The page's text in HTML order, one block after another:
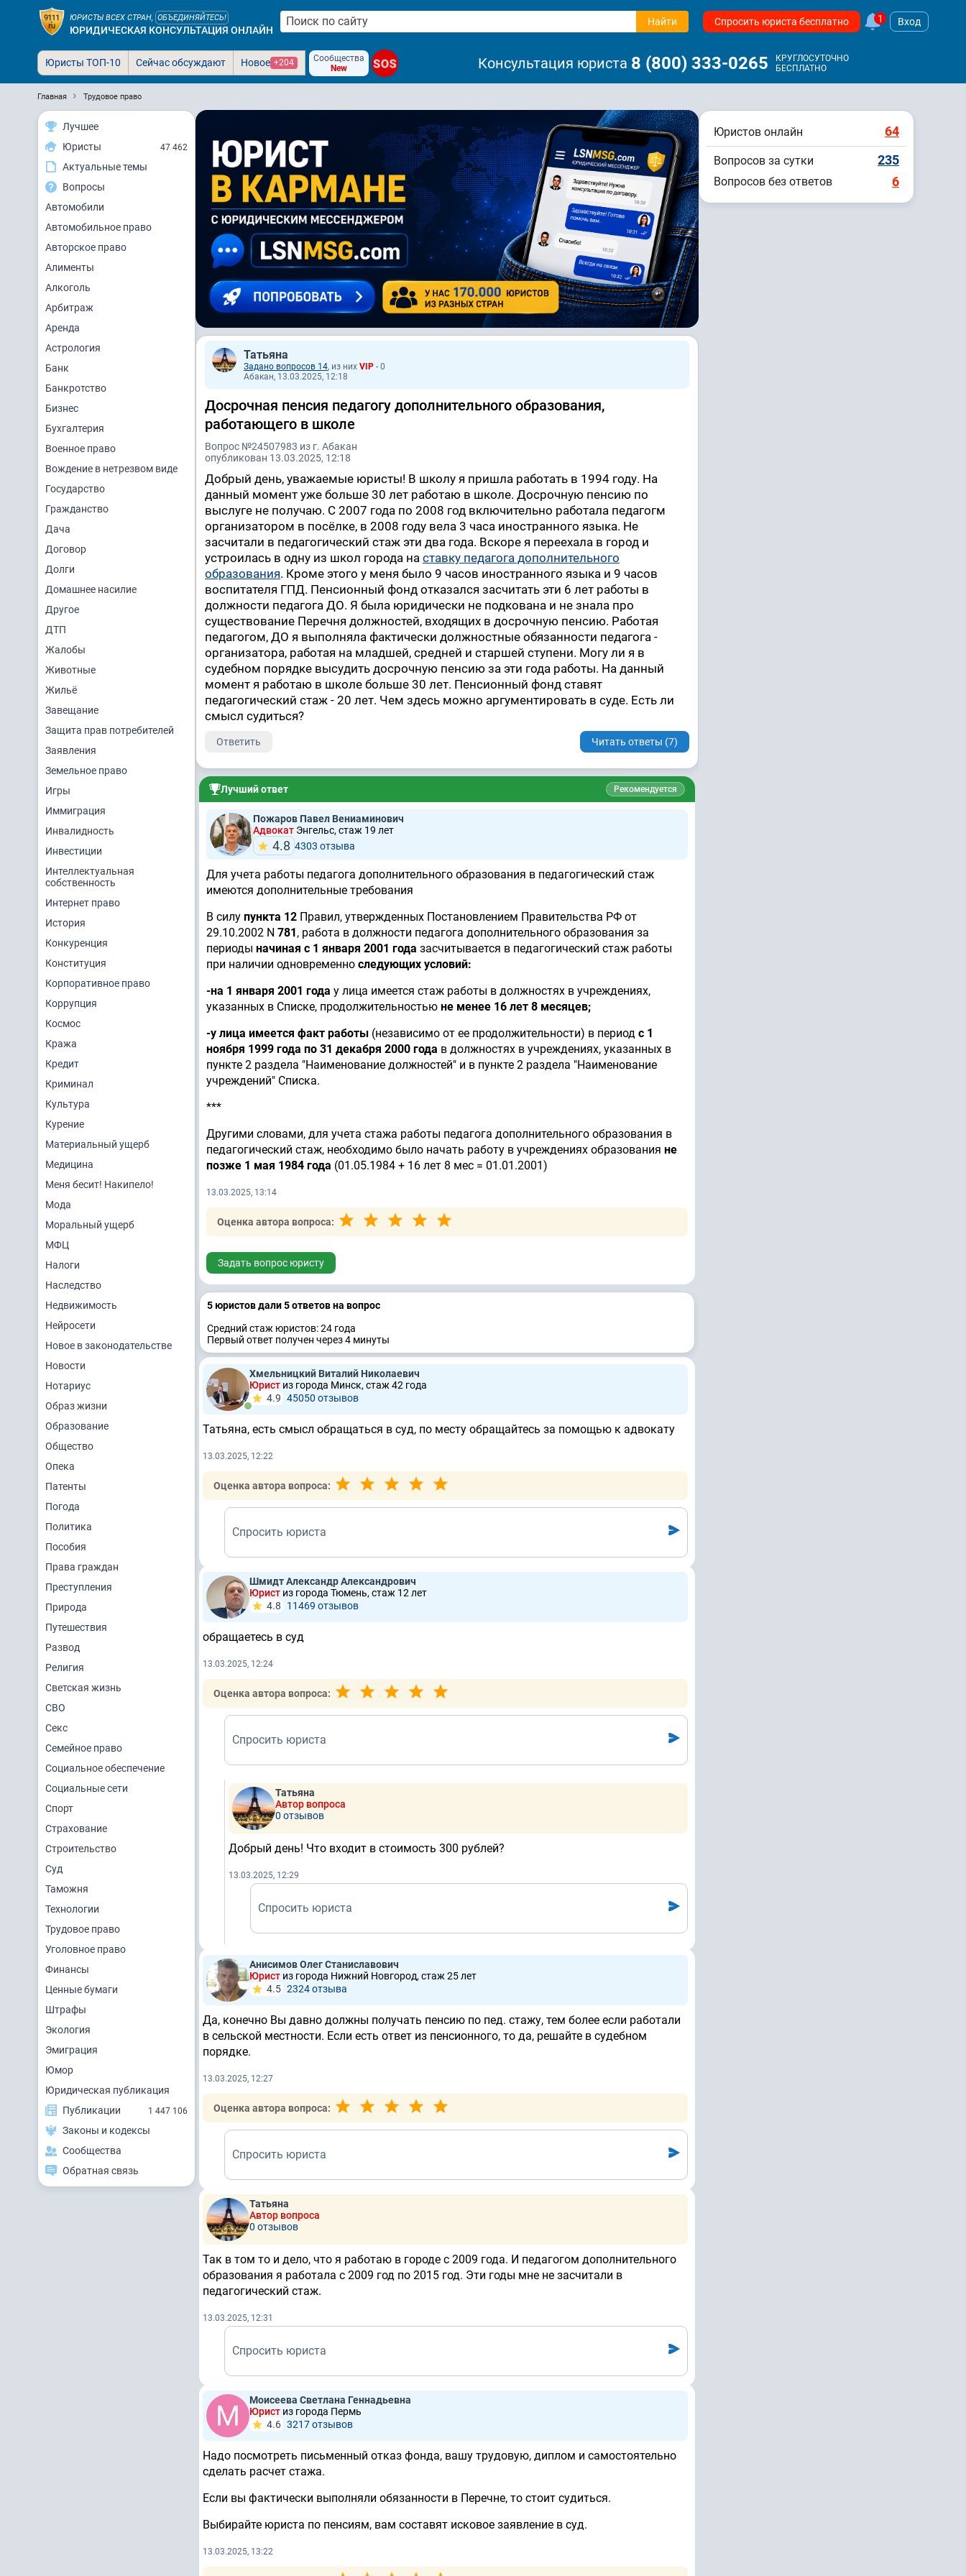
ЮРИСТЫ ВСЕХ СТРАН, ОБЪЕДИНЯЙТЕСЬ!
ЮРИДИЧЕСКАЯ КОНСУЛЬТАЦИЯ ОНЛАЙН
Найти Спросить юриста бесплатно 1 Вход
Юристы ТОП-10 Сейчас обсуждают Новое +204
Сообщества
New
SOS Консультация юриста 8 (800) 333-0265
КРУГЛОСУТОЧНО
БЕСПЛАТНО
Главная Трудовое право
Лучшее
Юристы
47 462
Актуальные темы
Вопросы
Автомобили
Автомобильное право
Авторское право
Алименты
Алкоголь
Арбитраж
Аренда
Астрология
Банк
Банкротство
Бизнес
Бухгалтерия
Военное право
Вождение в нетрезвом виде
Государство
Гражданство
Дача
Договор
Долги
Домашнее насилие
Другое
ДТП
Жалобы
Животные
Жильё
Завещание
Защита прав потребителей
Заявления
Земельное право
Игры
Иммиграция
Инвалидность
Инвестиции
Интеллектуальная
собственность
Интернет право
История
Конкуренция
Конституция
Корпоративное право
Коррупция
Космос
Кража
Кредит
Криминал
Культура
Курение
Материальный ущерб
Медицина
Меня бесит! Накипело!
Мода
Моральный ущерб
МФЦ
Налоги
Наследство
Недвижимость
Нейросети
Новое в законодательстве
Новости
Нотариус
Образ жизни
Образование
Общество
Опека
Патенты
Погода
Политика
Пособия
Права граждан
Преступления
Природа
Путешествия
Развод
Религия
Светская жизнь
СВО
Секс
Семейное право
Социальное обеспечение
Социальные сети
Спорт
Страхование
Строительство
Суд
Таможня
Технологии
Трудовое право
Уголовное право
Финансы
Ценные бумаги
Штрафы
Экология
Эмиграция
Юмор
Юридическая публикация
Публикации
1 447 106
Законы и кодексы
Сообщества
Обратная связь
Татьяна
Задано вопросов 14, из них VIP - 0
Абакан, 13.03.2025, 12:18
Досрочная пенсия педагогу дополнительного образования,
работающего в школе
Вопрос №24507983 из г. Абакан
опубликован 13.03.2025, 12:18
Добрый день, уважаемые юристы! В школу я пришла работать в 1994 году. На
данный момент уже больше 30 лет работаю в школе. Досрочную пенсию по
выслуге не получаю. С 2007 года по 2008 год включительно работала педагогм
организатором в посёлке, в 2008 году вела 3 часа иностранного языка. Не
засчитали в педагогический стаж эти два года. Вскоре я переехала в город и
устроилась в одну из школ города на ставку педагога дополнительного
образования. Кроме этого у меня было 9 часов иностранного языка и 9 часов
воспитателя ГПД. Пенсионный фонд отказался засчитать эти 6 лет работы в
должности педагога ДО. Я была юридически не подкована и не знала про
существование Перечня должностей, входящих в досрочную пенсию. Работая
педагогом, ДО я выполняла фактически должностные обязанности педагога -
организатора, работая на младшей, средней и старшей ступени. Могу ли я в
судебном порядке высудить досрочную пенсию за эти года работы. На данный
момент я работаю в школе больше 30 лет. Пенсионный фонд ставят
педагогический стаж - 20 лет. Чем здесь можно аргументировать в суде. Есть ли
смысл судиться?
Ответить Читать ответы (7)
Лучший ответ Рекомендуется
Пожаров Павел Вениаминович
Адвокат Энгельс, стаж 19 лет
4.8 4303 отзывa
Для учета работы педагога дополнительного образования в педагогический стаж
имеются дополнительные требования
В силу пункта 12 Правил, утвержденных Постановлением Правительства РФ от
29.10.2002 N 781, работа в должности педагога дополнительного образования за
периоды начиная с 1 января 2001 года засчитывается в педагогический стаж работы
при наличии одновременно следующих условий:
-на 1 января 2001 года у лица имеется стаж работы в должностях в учреждениях,
указанных в Списке, продолжительностью не менее 16 лет 8 месяцев;
-у лица имеется факт работы (независимо от ее продолжительности) в период с 1
ноября 1999 года по 31 декабря 2000 года в должностях в учреждениях, указанных в
пункте 2 раздела "Наименование должностей" и в пункте 2 раздела "Наименование
учреждений" Списка.
***
Другими словами, для учета стажа работы педагога дополнительного образования в
педагогический стаж, необходимо было начать работу в учреждениях образования не
позже 1 мая 1984 года (01.05.1984 + 16 лет 8 мес = 01.01.2001)
13.03.2025, 13:14
Оценка автора вопроса:
Задать вопрос юристу
5 юристов дали 5 ответов на вопрос
Средний стаж юристов: 24 годa
Первый ответ получен через 4 минуты
Хмельницкий Виталий Николаевич
Юрист из города Минск, стаж 42 годa
4.9 45050 отзывов
Татьяна, есть смысл обращаться в суд, по месту обращайтесь за помощью к адвокату
13.03.2025, 12:22
Оценка автора вопроса:
Спросить юриста
Шмидт Александр Александрович
Юрист из города Тюмень, стаж 12 лет
4.8
11469 отзывов
обращаетесь в суд
13.03.2025, 12:24
Оценка автора вопроса:
Спросить юриста
Татьяна
Автор вопроса
0 отзывов
Добрый день! Что входит в стоимость 300 рублей?
13.03.2025, 12:29
Спросить юриста
Анисимов Олег Станиславович
Юрист из города Нижний Новгород, стаж 25 лет
4.5 2324 отзывa
Да, конечно Вы давно должны получать пенсию по пед. стажу, тем более если работали
в сельской местности. Если есть ответ из пенсионного, то да, решайте в судебном
порядке.
13.03.2025, 12:27
Оценка автора вопроса:
Спросить юриста
Татьяна
Автор вопроса
0 отзывов
Так в том то и дело, что я работаю в городе с 2009 года. И педагогом дополнительного
образования я работала с 2009 год по 2015 год. Эти годы мне не засчитали в
педагогический стаж.
13.03.2025, 12:31
Спросить юриста
Моисеева Светлана Геннадьевна
Юрист из города Пермь
4.6 3217 отзывов
Надо посмотреть письменный отказ фонда, вашу трудовую, диплом и самостоятельно
сделать расчет стажа.
Если вы фактически выполняли обязанности в Перечне, то стоит судиться.
Выбирайте юриста по пенсиям, вам составят исковое заявление в суд.
13.03.2025, 13:22
Юристов онлайн 64
Вопросов за сутки 235
Вопросов без ответов 6